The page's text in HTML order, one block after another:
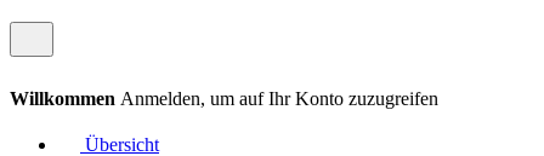
Willkommen Anmelden, um auf Ihr Konto zuzugreifen
Übersicht